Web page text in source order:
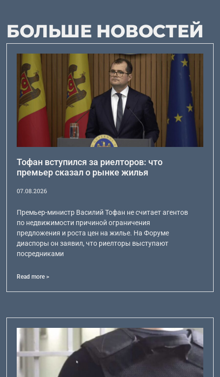
БОЛЬШЕ НОВОСТЕЙ
Тофан вступился за риелторов: что
премьер сказал о рынке жилья
07.08.2026
Премьер-министр Василий Тофан не считает агентов
по недвижимости причиной ограничения
предложения и роста цен на жилье. На Форуме
диаспоры он заявил, что риелторы выступают
посредниками
Read more >